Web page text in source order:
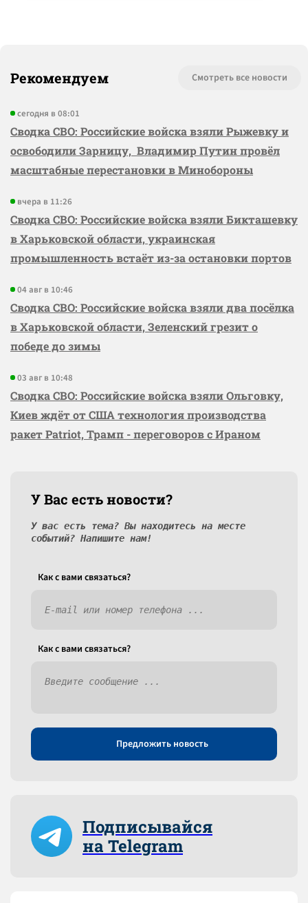
Рекомендуем Смотреть все новости
сегодня в 08:01
Сводка СВО: Российские войска взяли Рыжевку и
освободили Зарницу, Владимир Путин провёл
масштабные перестановки в Минобороны
вчера в 11:26
Сводка СВО: Российские войска взяли Бикташевку
в Харьковской области, украинская
промышленность встаёт из-за остановки портов
04 авг в 10:46
Сводка СВО: Российские войска взяли два посёлка
в Харьковской области, Зеленский грезит о
победе до зимы
03 авг в 10:48
Сводка СВО: Российские войска взяли Ольговку,
Киев ждёт от США технология производства
ракет Patriot, Трамп - переговоров с Ираном
У Вас есть новости?
У вас есть тема? Вы находитесь на месте
событий? Напишите нам!
Как c вами связаться?
Как c вами связаться?
Предложить новость
Подписывайся
на Telegram